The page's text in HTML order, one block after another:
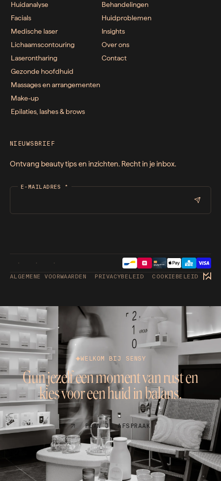
Huidanalyse
Facials
Medische laser
Lichaamscontouring
Laserontharing
Gezonde hoofdhuid
Massages en arrangementen
Make-up
Epilaties, lashes & brows
Behandelingen
Huidproblemen
Insights
Over ons
Contact
NIEUWSBRIEF
Ontvang beauty tips en inzichten. Recht in je inbox.
E-MAILADRES *
ALGEMENE VOORWAARDEN PRIVACYBELEID COOKIEBELEID
WELKOM BIJ SENSY
Gun jezelf een moment van rust en
kies voor een huid in balans.
PLAN JE AFSPRAAK